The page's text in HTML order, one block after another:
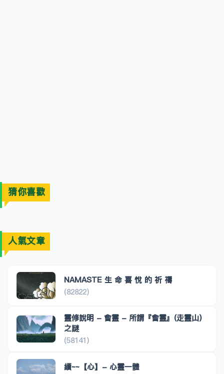
猜你喜歡
人氣文章
NAMASTE 生 命 喜 悅 的 祈 禱
(82822)
靈修說明 - 會靈 - 所謂『會靈』(走靈山)
之謎
(58141)
續~~【心】- 心靈一體